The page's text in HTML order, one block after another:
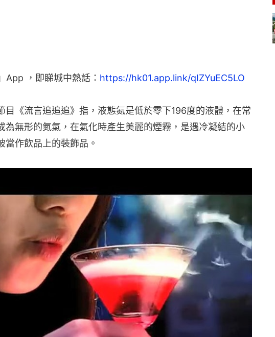
App ，即睇城中熱話： https://hk01.app.link/qIZYuEC5LO
目《流言追追追》指，液態氮是低於零下196度的液體，在常
為無形的氮氣，在氣化時產生美麗的煙霧，是遇冷凝結的小
當作飲品上的裝飾品。